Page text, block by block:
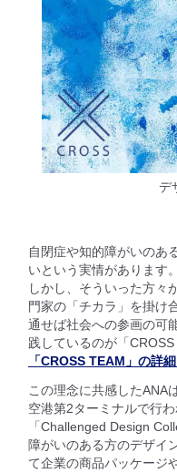
デ
自閉症や知的障がいのあ
いという実情があります。
しかし、そういった方々
門家の「チカラ」を掛け
通せば社会への参画の可
践しているのが「CROSS
「CROSS TEAM」の詳
この理念に共感したANA
空港第2ターミナルで行
「Challenged Design
障がいのある方のデザイ
て企業の商品パッケージ